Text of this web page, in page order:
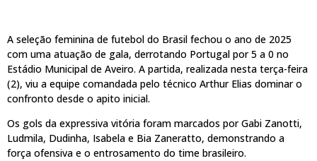
A seleção feminina de futebol do Brasil fechou o ano de 2025
com uma atuação de gala, derrotando Portugal por 5 a 0 no
Estádio Municipal de Aveiro. A partida, realizada nesta terça-feira
(2), viu a equipe comandada pelo técnico Arthur Elias dominar o
confronto desde o apito inicial.
Os gols da expressiva vitória foram marcados por Gabi Zanotti,
Ludmila, Dudinha, Isabela e Bia Zaneratto, demonstrando a
força ofensiva e o entrosamento do time brasileiro.